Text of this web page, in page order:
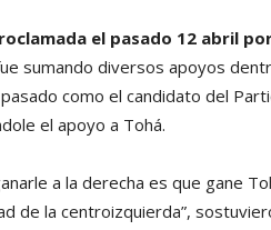
el pasado 12 abril por
sumando diversos apoyos
como el candidato del
el apoyo a Tohá.
a la derecha es que gane
de la centroizquierda”,